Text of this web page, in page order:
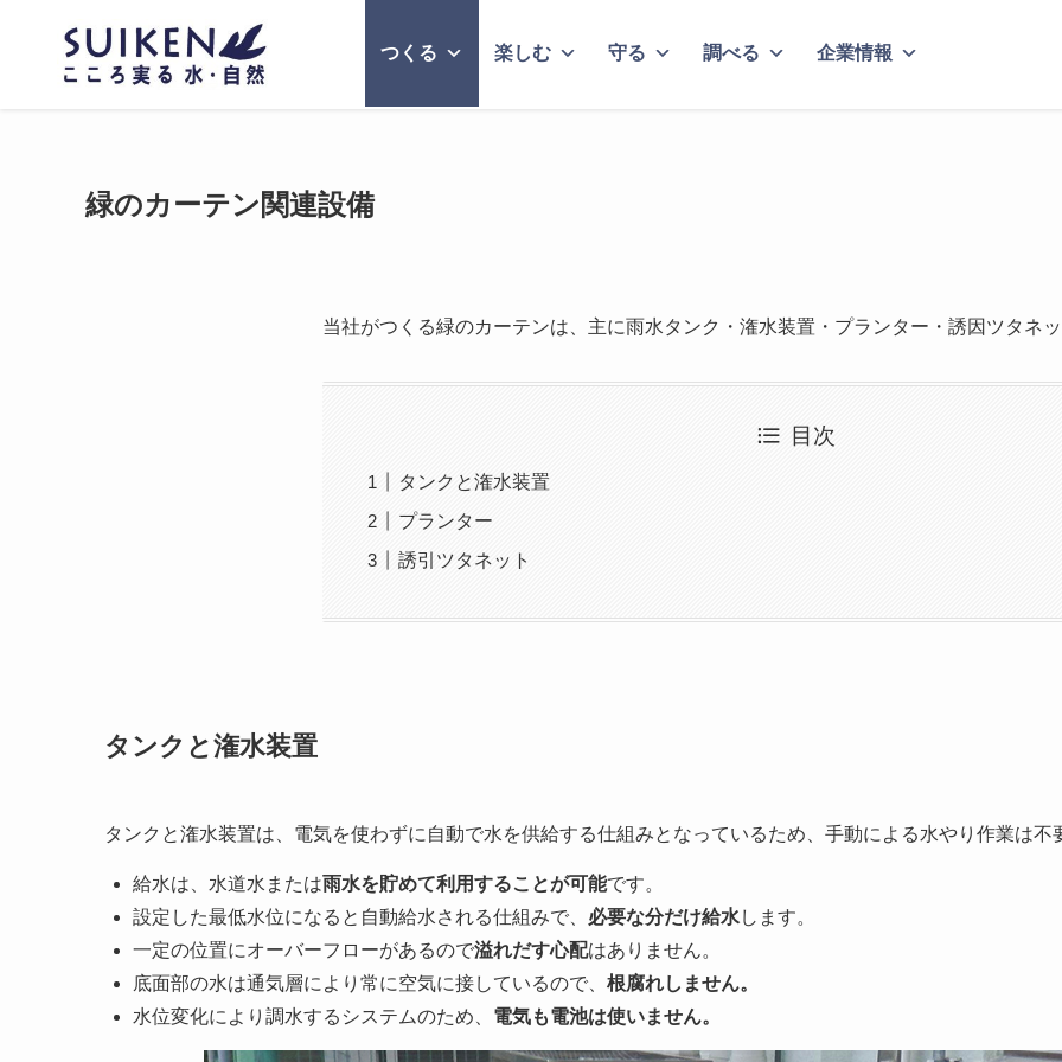
つくる 楽しむ 守る 調べる 企業情報
緑のカーテン関連設備
当社がつくる緑のカーテンは、主に雨水タンク・潅水装置・プランター・誘因ツタネ
目次
タンクと潅水装置
プランター
誘引ツタネット
タンクと潅水装置
タンクと潅水装置は、電気を使わずに自動で水を供給する仕組みとなっているため、手動による水やり作業は不
給水は、水道水または雨水を貯めて利用することが可能です。
設定した最低水位になると自動給水される仕組みで、 必要な分だけ給水します。
一定の位置にオーバーフローがあるので溢れだす心配はありません。
底面部の水は通気層により常に空気に接しているので、 根腐れしません。
水位変化により調水するシステムのため、 電気も電池は使いません。